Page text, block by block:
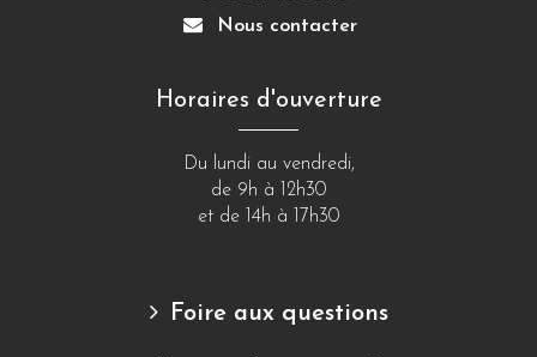
Nous contacter
Horaires d'ouverture
Du lundi au vendredi,
de 9h à 12h30
et de 14h à 17h30
Foire aux questions